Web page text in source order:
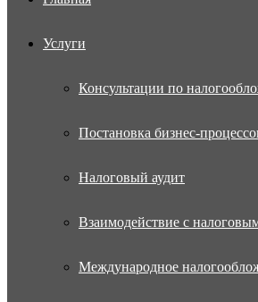
Услуги
Консультации по
Постановка бизнес-
Налоговый аудит
Взаимодействие с
Международное